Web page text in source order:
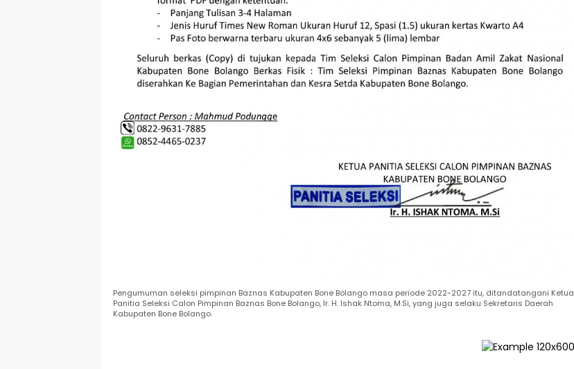
Pengumuman seleksi pimpinan Baznas Kabupaten Bone Bolango masa periode 2022-2027 itu, ditandatangani Ketua
Panitia Seleksi Calon Pimpinan Baznas Bone Bolango, Ir. H. Ishak Ntoma, M.Si, yang juga selaku Sekretaris Daerah
Kabupaten Bone Bolango.